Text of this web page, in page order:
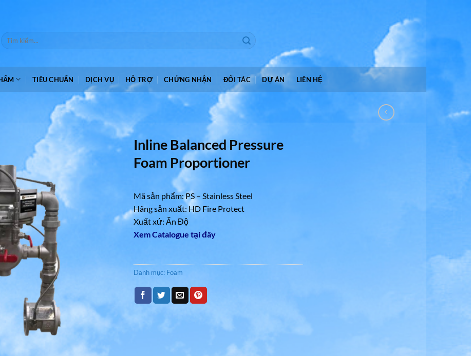
Tìm
kiếm:
TIÊU CHUẨN DỊCH VỤ HỖ TRỢ CHỨNG NHẬN ĐỐI TÁC DỰ ÁN LIÊN HỆ
Inline Balanced Pressure
Foam Proportioner
Mã sản phẩm: PS – Stainless Steel
Hãng sản xuất: HD Fire Protect
Xuất xứ: Ấn Độ
Xem Catalogue tại đây
Danh mục: Foam